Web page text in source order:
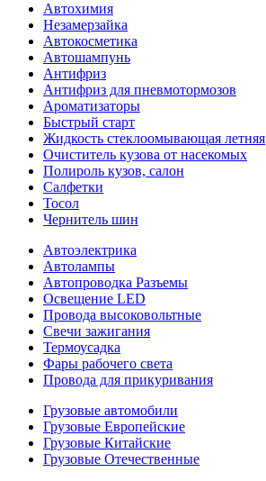
Автохимия
Незамерзайка
Автокосметика
Автошампунь
Антифриз
Антифриз для пневмотормозов
Ароматизаторы
Быстрый старт
Жидкость стеклоомывающая летняя
Очиститель кузова от насекомых
Полироль кузов, салон
Салфетки
Тосол
Чернитель шин
Автоэлектрика
Автолампы
Автопроводка Разъемы
Освещение LED
Провода высоковольтные
Свечи зажигания
Термоусадка
Фары рабочего света
Провода для прикуривания
Грузовые автомобили
Грузовые Европейские
Грузовые Китайские
Грузовые Отечественные